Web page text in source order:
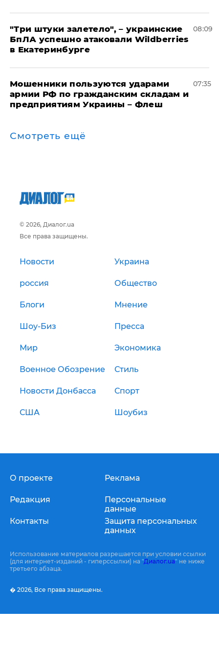
"Три штуки залетело", – украинские
БпЛА успешно атаковали Wildberries
в Екатеринбурге
08:09
Мошенники пользуются ударами
армии РФ по гражданским складам и
предприятиям Украины – Флеш
07:35
Смотреть ещё
© 2026, Диалог.ua
Все права защищены.
Новости Украина
россия Общество
Блоги Мнение
Шоу-Биз Пресса
Мир Экономика
Военное Обозрение Стиль
Новости Донбасса Спорт
США Шоубиз
О проекте
Редакция
Контакты
Реклама
Персональные
данные
Защита персональных
данных
Использование материалов разрешается при условии ссылки
(для интернет-изданий - гиперссылки) на "Диалог.ua" не ниже
третьего абзаца.
� 2026, Все права защищены.